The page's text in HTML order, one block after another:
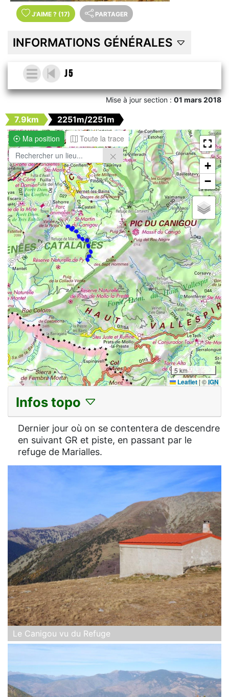
J'AIME ? (17) PARTAGER
INFORMATIONS GÉNÉRALES
J 5
Mise à jour section :01 mars 2018
7.9km
2251m/2251m
Ma position
Toute la trace
+
−
5 km
Leaflet|©IGN
Infos topo
Dernier jour où on se contentera de descendre
en suivant GR et piste, en passant par le
refuge de Marialles.
Le Canigou vu du Refuge